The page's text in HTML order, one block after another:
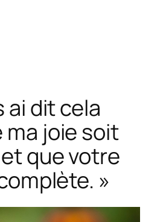
ai dit cela
ma joie soit
que votre
»